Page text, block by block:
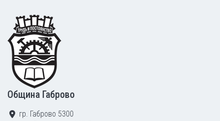
Footer
Община Габрово
гр. Габрово 5300